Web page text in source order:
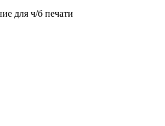
для ч/б печати